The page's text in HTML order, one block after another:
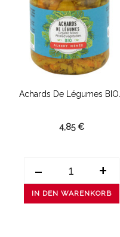
Achards De Légumes BIO...
4,85 €
- +
IN DEN WARENKORB